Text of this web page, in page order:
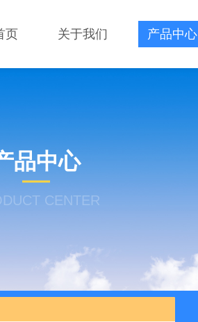
页 关于我们 产品中心
品中心
CENTER